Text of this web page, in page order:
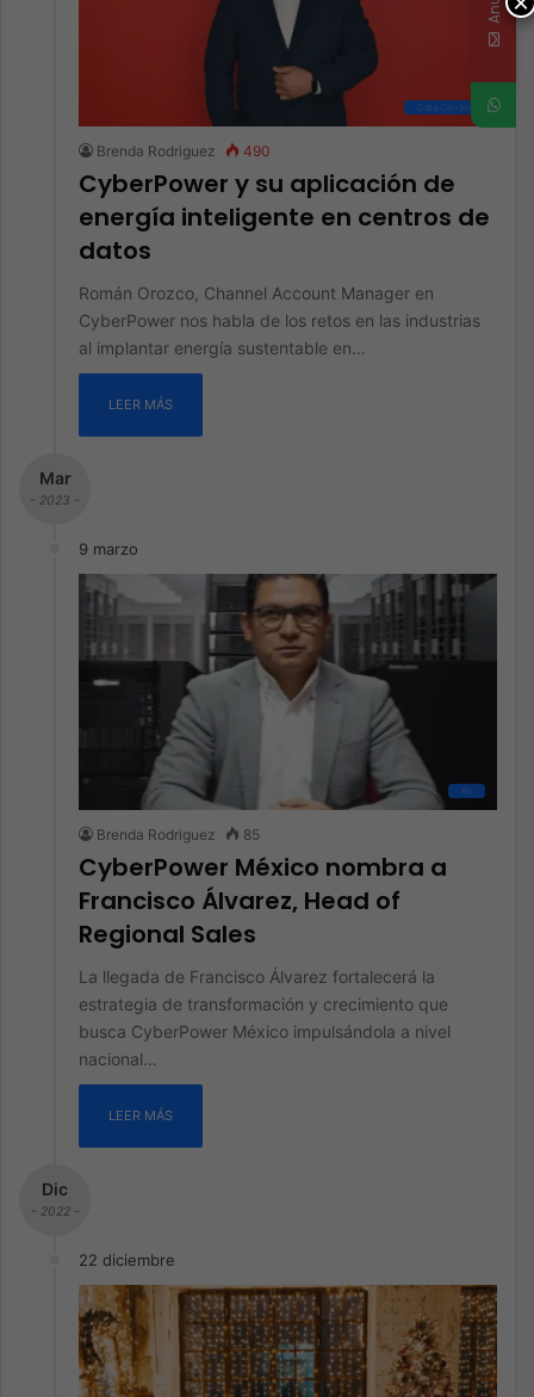
Data Center
Brenda Rodriguez 490
CyberPower y su aplicación de
energía inteligente en centros de
datos
Román Orozco, Channel Account Manager en
CyberPower nos habla de los retos en las industrias
al implantar energía sustentable en…
LEER MÁS
Mar
- 2023 -
9 marzo
All
Brenda Rodriguez 85
CyberPower México nombra a
Francisco Álvarez, Head of
Regional Sales
La llegada de Francisco Álvarez fortalecerá la
estrategia de transformación y crecimiento que
busca CyberPower México impulsándola a nivel
nacional…
LEER MÁS
Dic
- 2022 -
22 diciembre